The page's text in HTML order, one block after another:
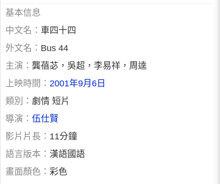
基本信息
中文名： 車四十四
外文名： Bus 44
主演： 龔蓓苾，吳超，李易祥，周逵
上映時間： 2001年9月6日
類別： 劇情 短片
導演： 伍仕賢
影片片長： 11分鐘
語言版本： 漢語國語
畫面顏色： 彩色